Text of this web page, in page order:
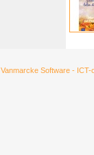
Vanmarcke Software -